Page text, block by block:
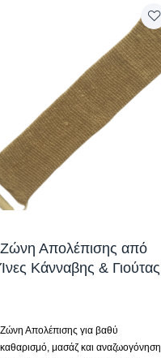
Ζώνη Απολέπισης από
Ίνες Κάνναβης & Γιούτας
Ζώνη Απολέπισης για βαθύ
καθαρισμό, μασάζ και αναζωογόνηση